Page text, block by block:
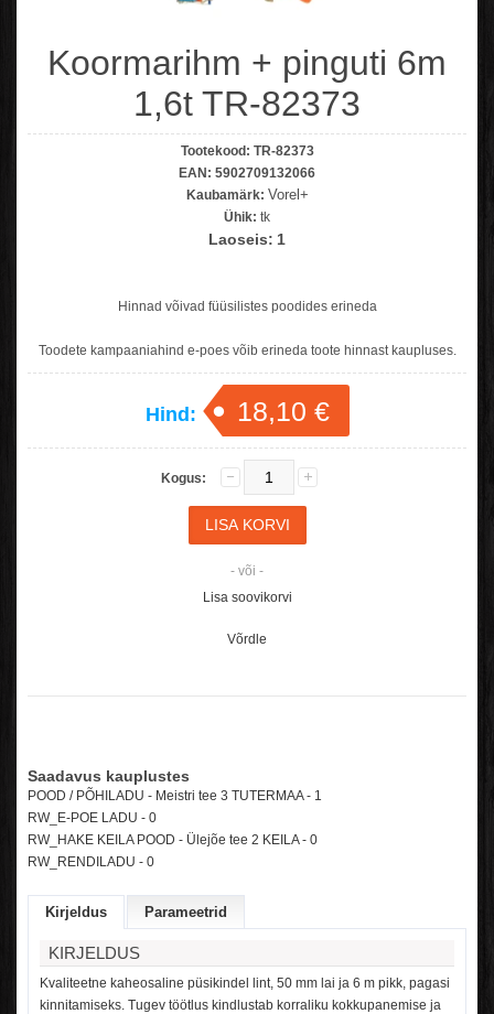
Koormarihm + pinguti 6m
1,6t TR-82373
Tootekood: TR-82373
EAN: 5902709132066
Kaubamärk: Vorel+
Ühik: tk
Laoseis: 1
Hinnad võivad füüsilistes poodides erineda
Toodete kampaaniahind e-poes võib erineda toote hinnast kaupluses.
Hind: 18,10 €
Kogus:
- või -
Lisa soovikorvi
Võrdle
Saadavus kauplustes
POOD / PÕHILADU - Meistri tee 3 TUTERMAA - 1
RW_E-POE LADU - 0
RW_HAKE KEILA POOD - Ülejõe tee 2 KEILA - 0
RW_RENDILADU - 0
Kirjeldus Parameetrid
KIRJELDUS
Kvaliteetne kaheosaline püsikindel lint, 50 mm lai ja 6 m pikk, pagasi
kinnitamiseks. Tugev töötlus kindlustab korraliku kokkupanemise ja